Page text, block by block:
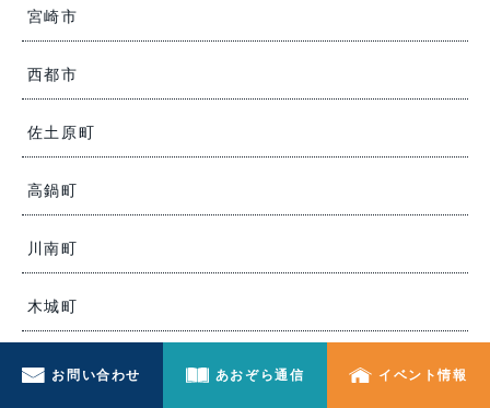
宮崎市
西都市
佐土原町
高鍋町
川南町
木城町
都農町
お問い合わせ あおぞら通信 イベント情報